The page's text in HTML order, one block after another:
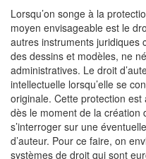
Lorsqu’on songe à la
moyen envisageable est le
autres instruments juridiques
des dessins et modèles, ne
administratives. Le droit
intellectuelle lorsqu’elle se
originale. Cette protection est
dès le moment de la création
s’interroger sur une
d’auteur. Pour ce faire, on
systèmes de droit qui sont